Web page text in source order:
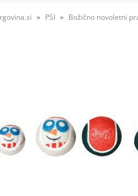
PSI Božično novoletni